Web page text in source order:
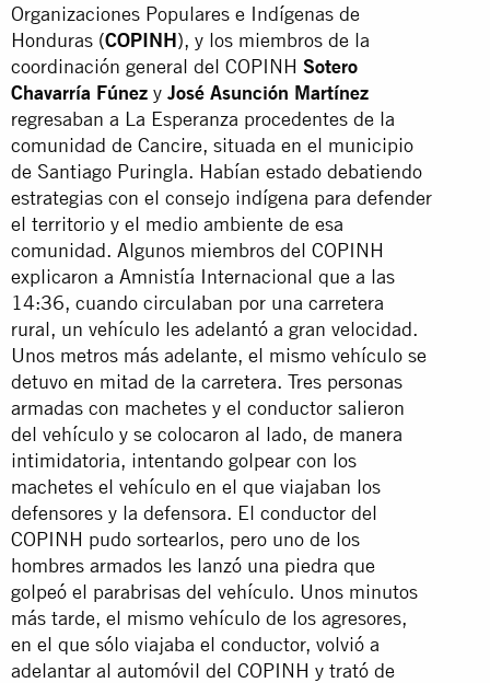
Organizaciones Populares e Indígenas de
Honduras (COPINH), y los miembros de la
coordinación general del COPINH Sotero
Chavarría Fúnez y José Asunción Martínez
regresaban a La Esperanza procedentes de la
comunidad de Cancire, situada en el municipio
de Santiago Puringla. Habían estado debatiendo
estrategias con el consejo indígena para defender
el territorio y el medio ambiente de esa
comunidad. Algunos miembros del COPINH
explicaron a Amnistía Internacional que a las
14:36, cuando circulaban por una carretera
rural, un vehículo les adelantó a gran velocidad.
Unos metros más adelante, el mismo vehículo se
detuvo en mitad de la carretera. Tres personas
armadas con machetes y el conductor salieron
del vehículo y se colocaron al lado, de manera
intimidatoria, intentando golpear con los
machetes el vehículo en el que viajaban los
defensores y la defensora. El conductor del
COPINH pudo sortearlos, pero uno de los
hombres armados les lanzó una piedra que
golpeó el parabrisas del vehículo. Unos minutos
más tarde, el mismo vehículo de los agresores,
en el que sólo viajaba el conductor, volvió a
adelantar al automóvil del COPINH y trató de